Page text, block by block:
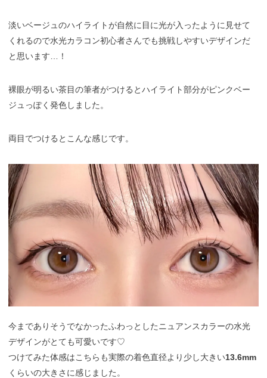
淡いベージュのハイライトが自然に目に光が入ったように見せて
くれるので水光カラコン初心者さんでも挑戦しやすいデザインだ
と思います…！
裸眼が明るい茶目の筆者がつけるとハイライト部分がピンクベー
ジュっぽく発色しました。
両目でつけるとこんな感じです。
今までありそうでなかったふわっとしたニュアンスカラーの水光
デザインがとても可愛いです♡
つけてみた体感はこちらも実際の着色直径より少し大きい13.6mm
くらいの大きさに感じました。